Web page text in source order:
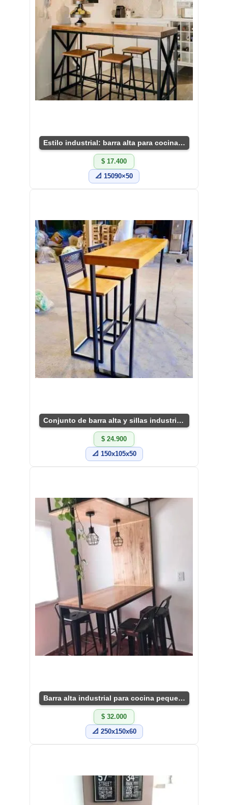
Estilo industrial: barra alta para cocina pequeña
$ 17.400
📐 15090×50
Conjunto de barra alta y sillas industriales
$ 24.900
📐 150x105x50
Barra alta industrial para cocina pequeña
$ 32.000
📐 250x150x60